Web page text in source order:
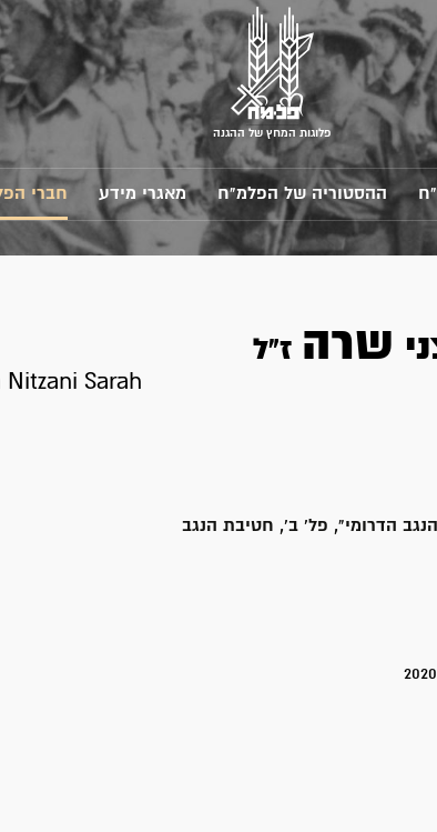
פלוגות המחץ של ההגנה
ההסטוריה של הפלמ"ח מאגרי מידע חברי
שרה ז"ל
Nitzani Sarah
הדרומי", פל' ב', חטיבת הנגב